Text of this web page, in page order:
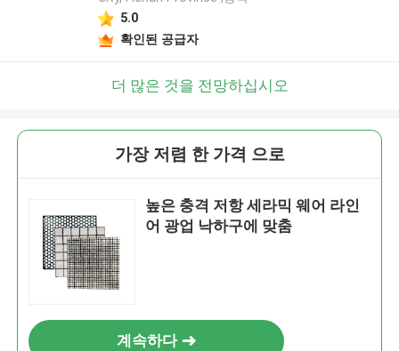
5.0
확인된 공급자
더 많은 것을 전망하십시오
가장 저렴 한 가격 으로
높은 충격 저항 세라믹 웨어 라인
어 광업 낙하구에 맞춤
계속하다